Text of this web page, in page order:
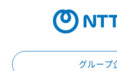
グループ